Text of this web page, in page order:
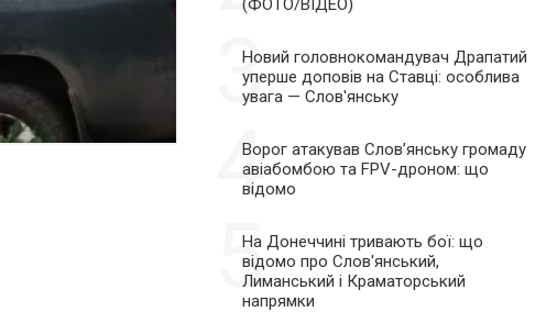
(ФОТО/ВІДЕО)
3
Новий головнокомандувач Драпатий
уперше доповів на Ставці: особлива
увага — Слов'янську
4
Ворог атакував Слов’янську громаду
авіабомбою та FPV-дроном: що
відомо
5
На Донеччині тривають бої: що
відомо про Слов'янський,
Лиманський і Краматорський
напрямки